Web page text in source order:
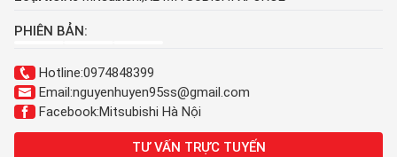
PHIÊN BẢN:
Hotline:0974848399
Email:nguyenhuyen95ss@gmail.com
Facebook:Mitsubishi Hà Nội
TƯ VẤN TRỰC TUYẾN